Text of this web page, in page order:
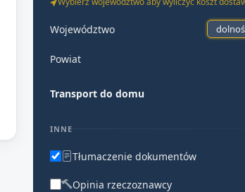
Województwo
Powiat
Transport do domu
INNE
Tłumaczenie dokumentów
Opinia rzeczoznawcy